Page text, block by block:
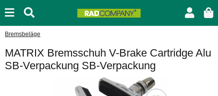
Bremsbeläge
MATRIX Bremsschuh V-Brake Cartridge Alu
SB-Verpackung SB-Verpackung